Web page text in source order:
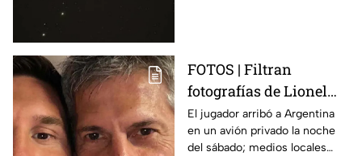
FOTOS | Filtran
fotografías de Lionel
Messi y su familia en el
funeral de su papá
El jugador arribó a Argentina
en un avión privado la noche
del sábado; medios locales